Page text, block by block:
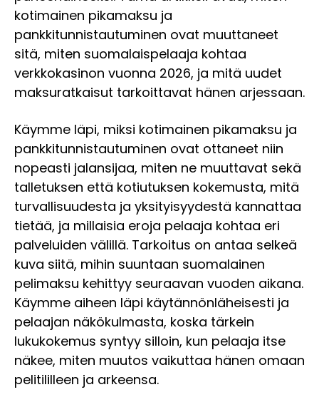
kotimainen pikamaksu ja
pankkitunnistautuminen ovat muuttaneet
sitä, miten suomalaispelaaja kohtaa
verkkokasinon vuonna 2026, ja mitä uudet
maksuratkaisut tarkoittavat hänen arjessaan.
Käymme läpi, miksi kotimainen pikamaksu ja
pankkitunnistautuminen ovat ottaneet niin
nopeasti jalansijaa, miten ne muuttavat sekä
talletuksen että kotiutuksen kokemusta, mitä
turvallisuudesta ja yksityisyydestä kannattaa
tietää, ja millaisia eroja pelaaja kohtaa eri
palveluiden välillä. Tarkoitus on antaa selkeä
kuva siitä, mihin suuntaan suomalainen
pelimaksu kehittyy seuraavan vuoden aikana.
Käymme aiheen läpi käytännönläheisesti ja
pelaajan näkökulmasta, koska tärkein
lukukokemus syntyy silloin, kun pelaaja itse
näkee, miten muutos vaikuttaa hänen omaan
pelitililleen ja arkeensa.